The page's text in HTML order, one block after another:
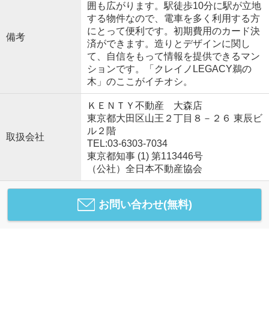
備考
囲も広がります。駅徒歩10分に駅が立地
する物件なので、電車を多く利用する方
にとって便利です。初期費用のカード決
済ができます。造りとデザインに関し
て、自信をもって情報を提供できるマン
ションです。「クレイノLEGACY鵜の
木」のここがイチオシ。
取扱会社
ＫＥＮＴＹ不動産 大森店
東京都大田区山王２丁目８－２６ 東辰ビ
ル２階
TEL:03-6303-7034
東京都知事 (1) 第113446号
（公社）全日本不動産協会
お問い合わせ(無料)